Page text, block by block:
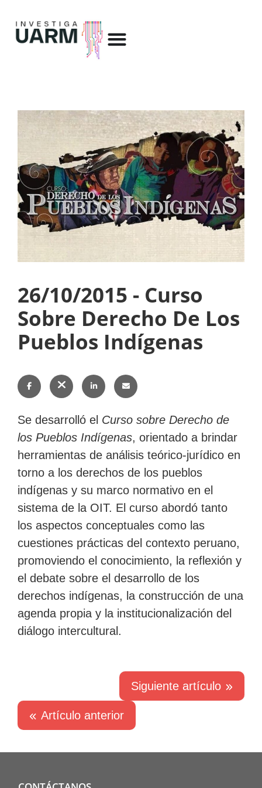
26/10/2015 - Curso
Sobre Derecho De Los
Pueblos Indígenas
en
Facebook
en
Twitter
en
LinkedIn por
correo
Se desarrolló el Curso sobre Derecho de
los Pueblos Indígenas, orientado a brindar
herramientas de análisis teórico-jurídico en
torno a los derechos de los pueblos
indígenas y su marco normativo en el
sistema de la OIT. El curso abordó tanto
los aspectos conceptuales como las
cuestiones prácticas del contexto peruano,
promoviendo el conocimiento, la reflexión y
el debate sobre el desarrollo de los
derechos indígenas, la construcción de una
agenda propia y la institucionalización del
diálogo intercultural.
Siguiente artículo
Artículo anterior